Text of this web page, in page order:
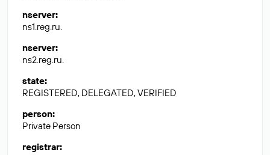
nserver:
ns1.reg.ru.
nserver:
ns2.reg.ru.
state:
REGISTERED, DELEGATED, VERIFIED
person:
Private Person
registrar: